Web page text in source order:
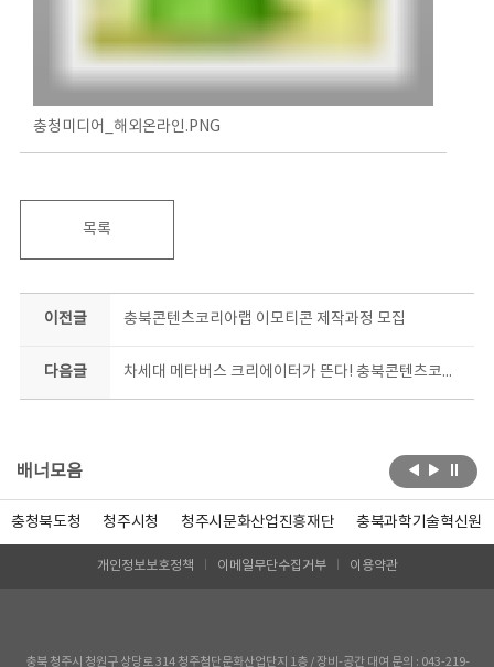
충청미디어_해외온라인.PNG
목록
이전글 충북콘텐츠코리아랩 이모티콘 제작과정 모집
다음글 차세대 메타버스 크리에이터가 뜬다! 충북콘텐츠코리아랩 메타버스 크리에이터 대모집
배너모음
충청북도청 청주시청 청주시문화산업진흥재단 충북과학기술혁신원
개인정보보호정책 이메일무단수집거부 이용약관
충북 청주시 청원구 상당로 314 청주첨단문화산업단지 1층 / 장비-공간 대여 문의 : 043-219-